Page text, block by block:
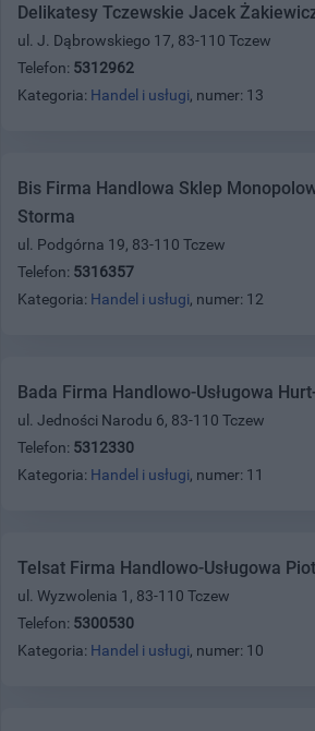
Delikatesy Tczewskie Jacek
ul. J. Dąbrowskiego 17, 83-110 Tczew
Telefon: 5312962
Kategoria: Handel i usługi, numer: 13
Bis Firma Handlowa Sklep
Storma
ul. Podgórna 19, 83-110 Tczew
Telefon: 5316357
Kategoria: Handel i usługi, numer: 12
Bada Firma Handlowo-Usługowa
ul. Jedności Narodu 6, 83-110 Tczew
Telefon: 5312330
Kategoria: Handel i usługi, numer: 11
Telsat Firma Handlowo-Usługowa
ul. Wyzwolenia 1, 83-110 Tczew
Telefon: 5300530
Kategoria: Handel i usługi, numer: 10